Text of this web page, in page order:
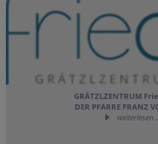
GRÄTZLZENTRUM
DER PFARRE FRANZ
weiterlesen